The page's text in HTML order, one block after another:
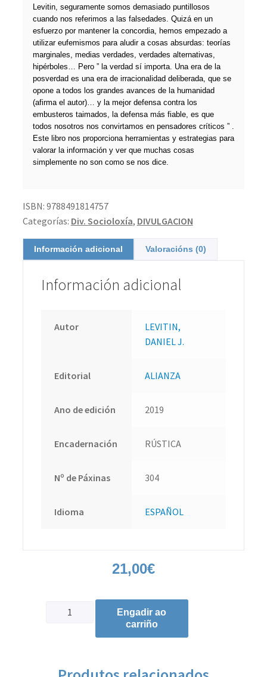
Levitin, seguramente somos demasiado puntillosos
cuando nos referimos a las falsedades. Quizá en un
esfuerzo por mantener la concordia, hemos empezado a
utilizar eufemismos para aludir a cosas absurdas: teorías
marginales, medias verdades, verdades alternativas,
hipérboles… Pero ” la verdad sí importa. Una era de la
posverdad es una era de irracionalidad deliberada, que se
opone a todos los grandes avances de la humanidad
(afirma el autor)… y la mejor defensa contra los
embusteros taimados, la defensa más fiable, es que
todos nosotros nos convirtamos en pensadores críticos ” .
Este libro nos proporciona herramientas y estrategias para
valorar la información y ver que muchas cosas
simplemente no son como se nos dice.
ISBN: 9788491814757
Categorías: Div. Socioloxía, DIVULGACION
Información adicional Valoracións (0)
Información adicional
Autor
LEVITIN,
DANIEL J.
Editorial ALIANZA
Ano de edición 2019
Encadernación RÚSTICA
Nº de Páxinas 304
Idioma ESPAÑOL
21,00€
Engadir ao
carriño